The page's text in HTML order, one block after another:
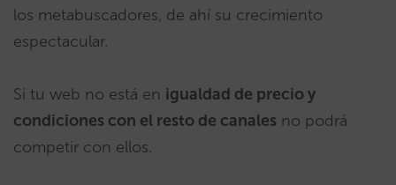
los metabuscadores, de ahí su crecimiento
espectacular.
Si tu web no está en igualdad de precio y
condiciones con el resto de canales no podrá
competir con ellos.